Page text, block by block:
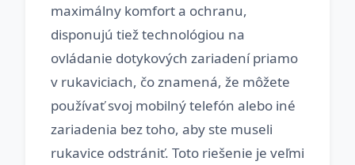
maximálny komfort a ochranu,
disponujú tiež technológiou na
ovládanie dotykových zariadení priamo
v rukaviciach, čo znamená, že môžete
používať svoj mobilný telefón alebo iné
zariadenia bez toho, aby ste museli
rukavice odstrániť. Toto riešenie je veľmi